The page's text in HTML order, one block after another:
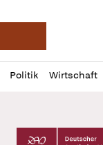
Deutsche
Politik Wirtschaft
Profil
öffnen
Daz
Pur
Deutscher